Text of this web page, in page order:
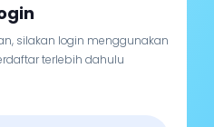
silakan login menggunakan
terlebih dahulu